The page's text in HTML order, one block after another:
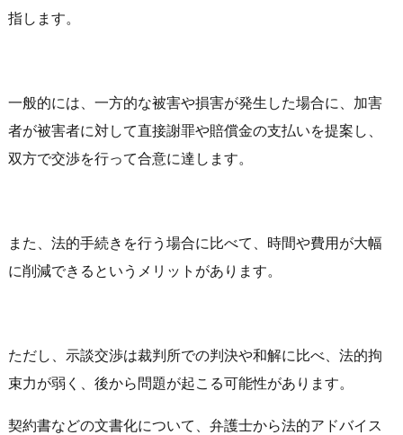
指します。
一般的には、一方的な被害や損害が発生した場合に、加害
者が被害者に対して直接謝罪や賠償金の支払いを提案し、
双方で交渉を行って合意に達します。
また、法的手続きを行う場合に比べて、時間や費用が大幅
に削減できるというメリットがあります。
ただし、示談交渉は裁判所での判決や和解に比べ、法的拘
束力が弱く、後から問題が起こる可能性があります。
契約書などの文書化について、弁護士から法的アドバイス